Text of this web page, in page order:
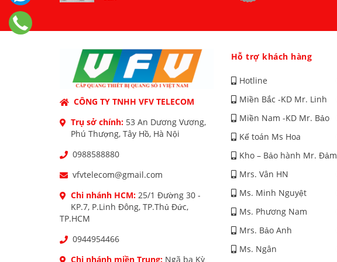
CÔNG TY TNHH VFV TELECOM
Trụ sở chính: 53 An Dương Vương,
Phú Thượng, Tây Hồ, Hà Nội
0988588880
vfvtelecom@gmail.com
Chi nhánh HCM: 25/1 Đường 30 -
KP.7, P.Linh Đông, TP.Thủ Đức,
TP.HCM
0944954466
Chi nhánh miền Trung: Ngã ba Kỳ
Hỗ trợ khách hàng
Hotline
Miền Bắc -KD Mr. Linh
Miền Nam -KD Mr. Bảo
Kế toán Ms Hoa
Kho – Bảo hành Mr. Đảm
Mrs. Vân HN
Ms. Minh Nguyệt
Ms. Phương Nam
Mrs. Bảo Anh
Ms. Ngân